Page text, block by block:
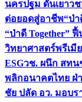
นครปฐม ดันเยาว
ต่อยอดสู่อาชีพ“ป่
“ป่าดี Together”
วิทยาศาสตร์พรีเมี
ESGวช. ผนึก สทน
พลิกอนาคตไทย ฝ่
ชัย ปลัด อว. มอบ